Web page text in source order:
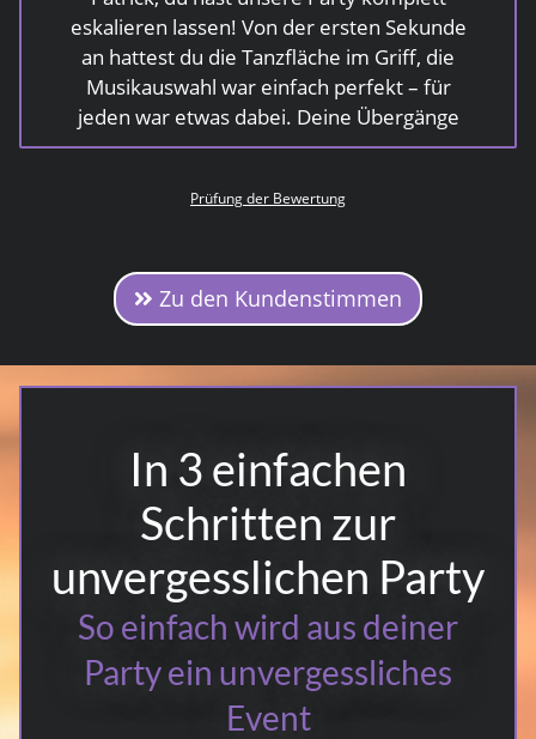
eskalieren lassen! Von der ersten Sekunde
an hattest du die Tanzfläche im Griff, die
Musikauswahl war einfach perfekt – für
jeden war etwas dabei. Deine Übergänge
waren super smooth, und du hast genau
musst, um die Stimmung immer weiter
frühen Morgenstunden getanzt, und die
Gäste schwärmen immer noch davon!
Wenn ihr einen DJ sucht, der richtig
neues Level bringt, ist Patrick Miles der
Prüfung der Bewertung
Zu den Kundenstimmen
In 3 einfachen
Schritten zur
unvergesslichen Party
So einfach wird aus deiner
Party ein unvergessliches
Event